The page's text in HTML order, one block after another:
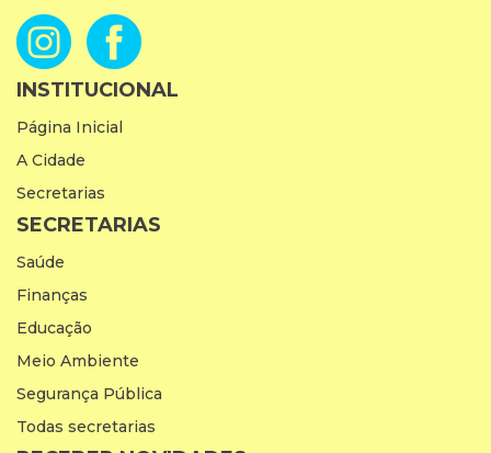
INSTITUCIONAL
Página Inicial
A Cidade
Secretarias
SECRETARIAS
Saúde
Finanças
Educação
Meio Ambiente
Segurança Pública
Todas secretarias